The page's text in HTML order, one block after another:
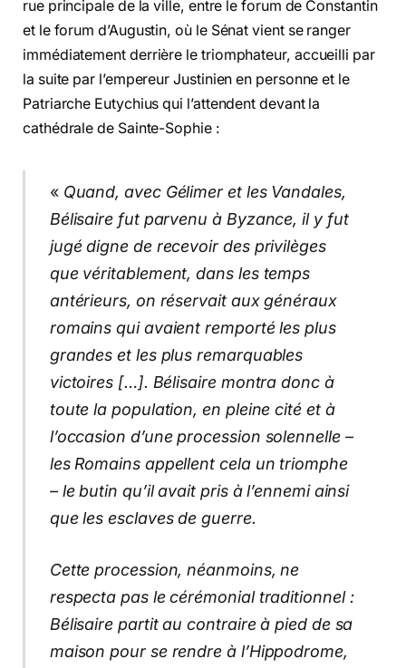
rue principale de la ville, entre le forum de Constantin
et le forum d’Augustin, où le Sénat vient se ranger
immédiatement derrière le triomphateur, accueilli par
la suite par l’empereur Justinien en personne et le
Patriarche Eutychius qui l’attendent devant la
cathédrale de Sainte-Sophie :
« Quand, avec Gélimer et les Vandales,
Bélisaire fut parvenu à Byzance, il y fut
jugé digne de recevoir des privilèges
que véritablement, dans les temps
antérieurs, on réservait aux généraux
romains qui avaient remporté les plus
grandes et les plus remarquables
victoires […]. Bélisaire montra donc à
toute la population, en pleine cité et à
l’occasion d’une procession solennelle –
les Romains appellent cela un triomphe
– le butin qu’il avait pris à l’ennemi ainsi
que les esclaves de guerre.
Cette procession, néanmoins, ne
respecta pas le cérémonial traditionnel :
Bélisaire partit au contraire à pied de sa
maison pour se rendre à l’Hippodrome,